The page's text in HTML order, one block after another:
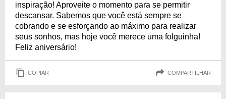
inspiração! Aproveite o momento para se permitir
descansar. Sabemos que você está sempre se
cobrando e se esforçando ao máximo para realizar
seus sonhos, mas hoje você merece uma folguinha!
Feliz aniversário!
COPIAR COMPARTILHAR